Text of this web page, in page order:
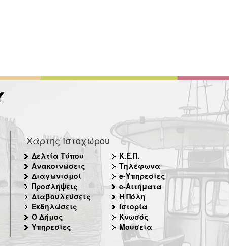
Χάρτης Ιστοχώρου
Δελτία Τύπου
Ανακοινώσεις
Διαγωνισμοί
Προσλήψεις
Διαβουλεύσεις
Εκδηλώσεις
Ο Δήμος
Υπηρεσίες
Κ.Ε.Π.
Τηλέφωνα
e-Υπηρεσίες
e-Αιτήματα
Η Πόλη
Ιστορία
Κνωσός
Μουσεία